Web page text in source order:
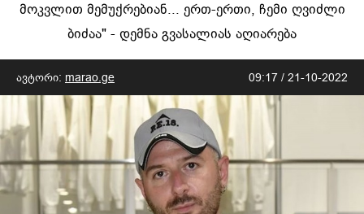
მოკვლით მემუქრებიან... ერთ-ერთი, ჩემი ღვიძლი
ბიძაა" - დემნა გვასალიას აღიარება
ავტორი: marao.ge 09:17 / 21-10-2022